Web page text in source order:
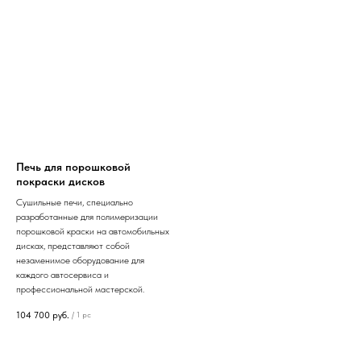
Печь для порошковой
покраски дисков
Сушильные печи, специально
разработанные для полимеризации
порошковой краски на автомобильных
дисках, представляют собой
незаменимое оборудование для
каждого автосервиса и
профессиональной мастерской.
104 700 руб. / 1 pc